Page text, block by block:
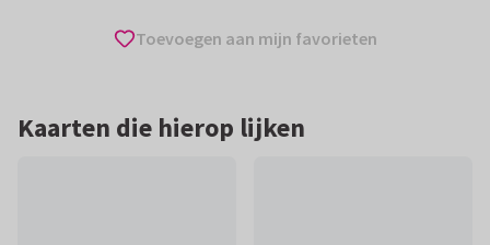
Toevoegen aan mijn favorieten
Kaarten die hierop lijken